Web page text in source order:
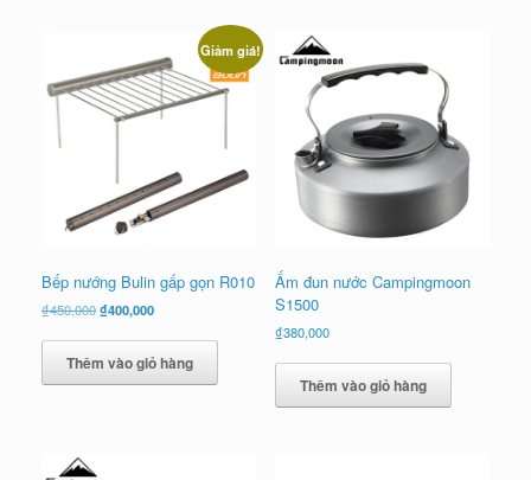
Giảm giá!
Bếp nướng Bulin gấp gọn R010
₫450,000Giá
là:
₫450,000.
₫400,000Giá
tại
là:
₫400,000.
Thêm vào giỏ hàng
Ấm đun nước Campingmoon
S1500
₫380,000
Thêm vào giỏ hàng